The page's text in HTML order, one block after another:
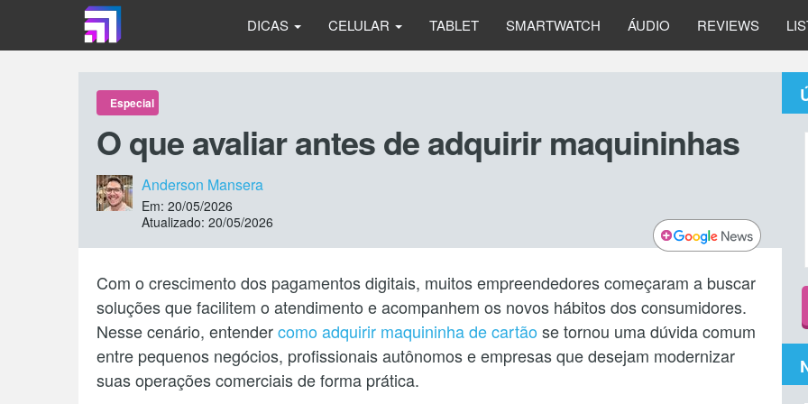
DICAS CELULAR TABLET SMARTWATCH ÁUDIO REVIEWS
Especial
O que avaliar antes de adquirir maquininhas
Anderson Mansera
Em: 20/05/2026
Atualizado: 20/05/2026
Com o crescimento dos pagamentos digitais, muitos empreendedores começaram a buscar
soluções que facilitem o atendimento e acompanhem os novos hábitos dos consumidores.
Nesse cenário, entendercomo adquirir maquininha de cartãose tornou uma dúvida comum
entre pequenos negócios, profissionais autônomos e empresas que desejam modernizar
suas operações comerciais de forma prática.